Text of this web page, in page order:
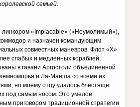
семьей.
линкором «Implacable» («Неумолимый»),
и назначен командующим
совместных маневров. Флот «Х»
слабых и медленных кораблей,
в гавани Аргостоли объединенной
и Ла-Манша со всеми их
но моему отцу удалось блестяще
под самым носом. Это умелое
приговором традиционной стратегии